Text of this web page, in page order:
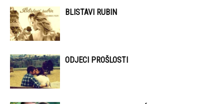
BLISTAVI RUBIN
ODJECI PROŠLOSTI